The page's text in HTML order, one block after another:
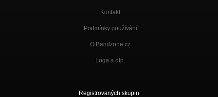
Kontakt
Podmínky používání
O Bandzone.cz
Loga a dtp.
Registrovaných skupin